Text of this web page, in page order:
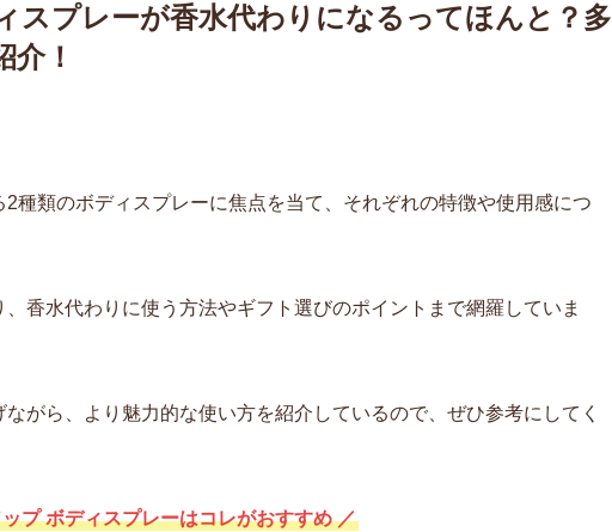
スプレーが香水代わりになるってほんと？多
介！
種類のボディスプレーに焦点を当て、それぞれの特徴や使用感につ
香水代わりに使う方法やギフト選びのポイントまで網羅していま
がら、より魅力的な使い方を紹介しているので、ぜひ参考にしてく
プ ボディスプレーはコレがおすすめ ／